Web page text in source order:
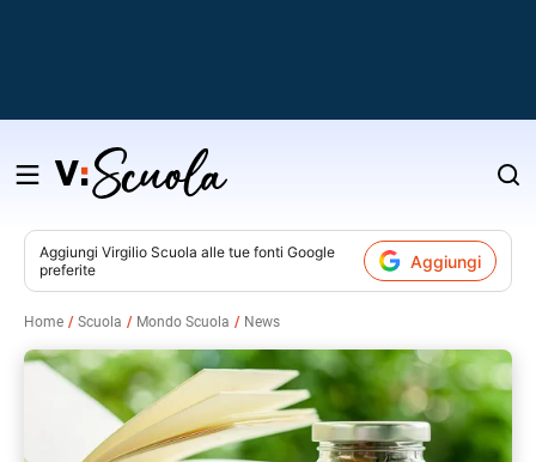
Salta
contenuto
Aggiungi Virgilio Scuola alle tue fonti Google
preferite
Aggiungi
Home Scuola Mondo Scuola News